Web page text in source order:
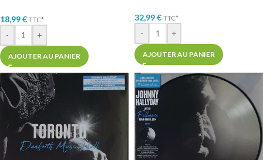
18,99€ TTC*
- +
AJOUTER AU PANIER
32,99€ TTC*
- +
AJOUTER AU PANIER